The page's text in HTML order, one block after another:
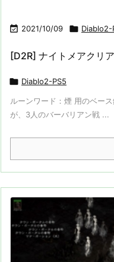
 2021/10/09  Diablo2-
[D2R] ナイトメアクリ
 Diablo2-PS5
ルーンワード：煙 用のベー
が、3人のバーバリアン戦 ...